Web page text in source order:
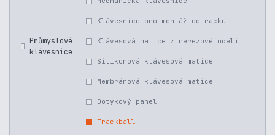
Průmyslové
klávesnice
Klávesnice pro montáž do racku
Klávesová matice z nerezové oceli
Silikonová klávesová matice
Membránová klávesová matice
Dotykový panel
Trackball